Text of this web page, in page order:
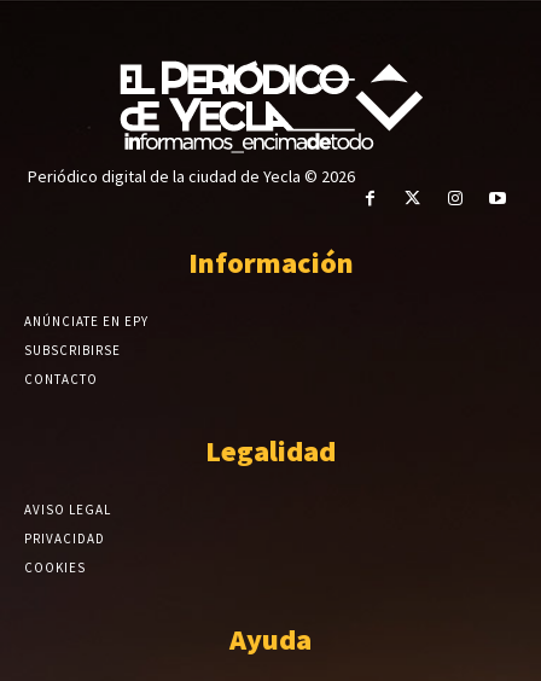
Periódico digital de la ciudad de Yecla © 2026
Información
ANÚNCIATE EN EPY
SUBSCRIBIRSE
CONTACTO
Legalidad
AVISO LEGAL
PRIVACIDAD
COOKIES
Ayuda